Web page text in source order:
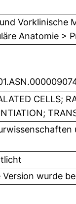
Vorklinische
Anatomie >
CELLS;
Version wurde